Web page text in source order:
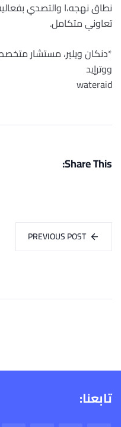
نطاق نهجه،ا والتصدي
تعاوني متكامل.
*دنكان ويلبر، مستشار
ووترإيد
wateraid
Share This:
PREVIOUS POST
تابعنا: